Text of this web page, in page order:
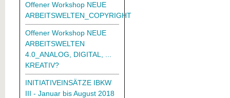
Offener Workshop NEUE
ARBEITSWELTEN_COPYRIGHT
Offener Workshop NEUE
ARBEITSWELTEN
4.0_ANALOG, DIGITAL, ...
KREATIV?
INITIATIVEINSÄTZE IBKW
III - Januar bis August 2018